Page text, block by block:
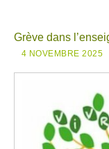
Grève dans
4 NOVEMBRE 2025